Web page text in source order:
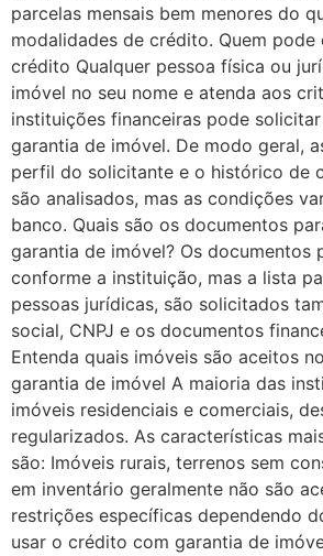
parcelas mensais bem menores do
modalidades de crédito. Quem pode
crédito Qualquer pessoa física ou
imóvel no seu nome e atenda aos
instituições financeiras pode
garantia de imóvel. De modo geral,
perfil do solicitante e o histórico de
são analisados, mas as condições
banco. Quais são os documentos
garantia de imóvel? Os documentos
conforme a instituição, mas a lista
pessoas jurídicas, são solicitados
social, CNPJ e os documentos
Entenda quais imóveis são aceitos
garantia de imóvel A maioria das
imóveis residenciais e comerciais,
regularizados. As características
são: Imóveis rurais, terrenos sem
em inventário geralmente não são
restrições específicas dependendo
usar o crédito com garantia de